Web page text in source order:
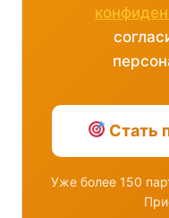
Стать
Уже более 150